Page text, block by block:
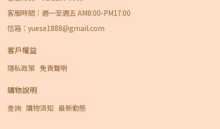
客服時間：週一至週五 AM8:00-PM17:00
信箱：yuese1888@gmail.com
客戶權益
隱私政策 免責聲明
購物說明
查詢 購物須知 最新動態